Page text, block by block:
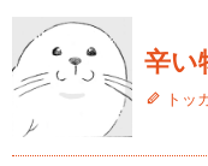
辛い
トッ